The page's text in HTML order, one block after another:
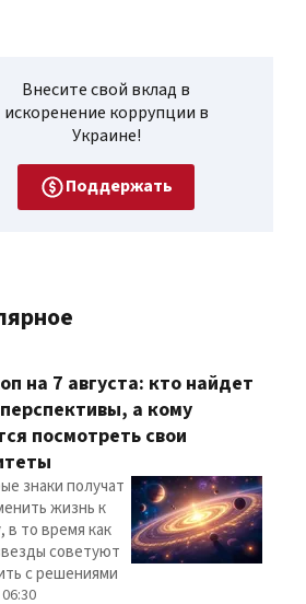
Внесите свой вклад в
искоренение коррупции в
Украине!
Поддержать
на 7 августа: кто найдет
а кому
посмотреть свои
знаки получат
жизнь к
в то время как
советуют
с решениями